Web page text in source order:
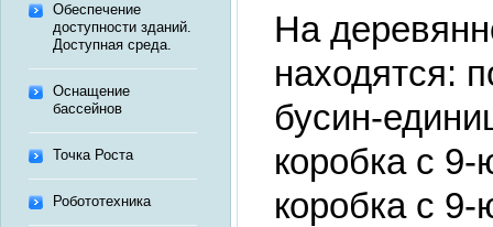
Обеспечение
доступности зданий.
Доступная среда.
Оснащение
бассейнов
Точка Роста
Робототехника
На
находятся:
бусин-
коробка с
коробка с